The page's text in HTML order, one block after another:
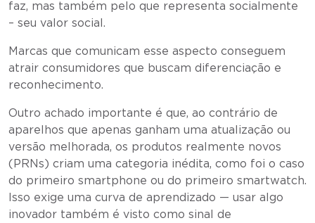
faz, mas também pelo que representa socialmente
– seu valor social.
Marcas que comunicam esse aspecto conseguem
atrair consumidores que buscam diferenciação e
reconhecimento.
Outro achado importante é que, ao contrário de
aparelhos que apenas ganham uma atualização ou
versão melhorada, os produtos realmente novos
(PRNs) criam uma categoria inédita, como foi o caso
do primeiro smartphone ou do primeiro smartwatch.
Isso exige uma curva de aprendizado — usar algo
inovador também é visto como sinal de